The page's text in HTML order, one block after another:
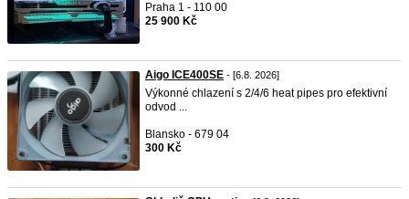
Praha 1 - 110 00
25 900 Kč
Aigo ICE400SE - [6.8. 2026]
Výkonné chlazení s 2/4/6 heat pipes pro efektivní
odvod ...
Blansko - 679 04
300 Kč